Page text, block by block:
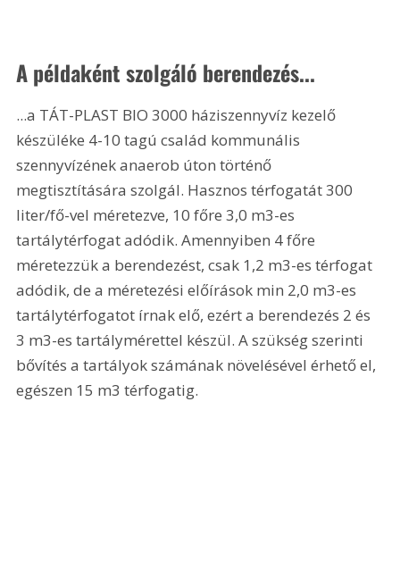
A példaként szolgáló berendezés...
...a TÁT-PLAST BIO 3000 háziszennyvíz kezelő
készüléke 4-10 tagú család kommunális
szennyvízének anaerob úton történő
megtisztítására szolgál. Hasznos térfogatát 300
liter/fő-vel méretezve, 10 főre 3,0 m3-es
tartálytérfogat adódik. Amennyiben 4 főre
méretezzük a berendezést, csak 1,2 m3-es térfogat
adódik, de a méretezési előírások min 2,0 m3-es
tartálytérfogatot írnak elő, ezért a berendezés 2 és
3 m3-es tartálymérettel készül. A szükség szerinti
bővítés a tartályok számának növelésével érhető el,
egészen 15 m3 térfogatig.